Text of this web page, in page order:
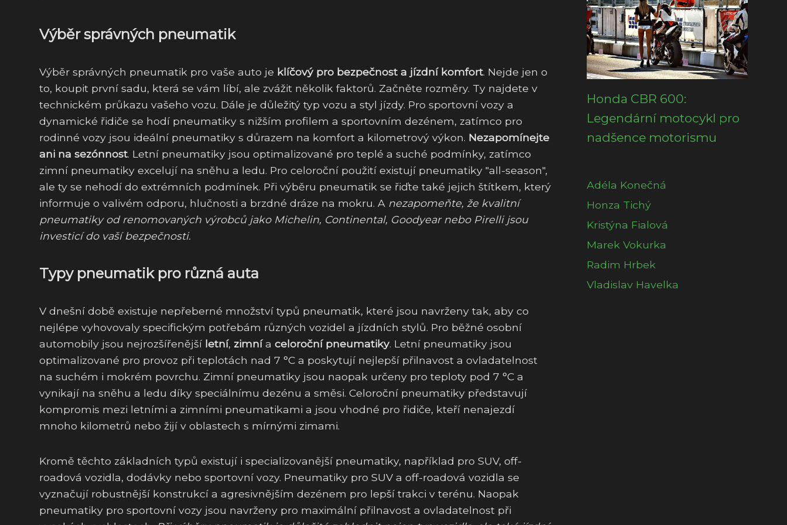
Výběr správných pneumatik
Výběr správných pneumatik pro vaše auto je klíčový pro bezpečnost a jízdní komfort. Nejde jen o
to, koupit první sadu, která se vám líbí, ale zvážit několik faktorů. Začněte rozměry. Ty najdete v
technickém průkazu vašeho vozu. Dále je důležitý typ vozu a styl jízdy. Pro sportovní vozy a
dynamické řidiče se hodí pneumatiky s nižším profilem a sportovním dezénem, zatímco pro
rodinné vozy jsou ideální pneumatiky s důrazem na komfort a kilometrový výkon. Nezapomínejte
ani na sezónnost. Letní pneumatiky jsou optimalizované pro teplé a suché podmínky, zatímco
zimní pneumatiky excelují na sněhu a ledu. Pro celoroční použití existují pneumatiky "all-season",
ale ty se nehodí do extrémních podmínek. Při výběru pneumatik se řiďte také jejich štítkem, který
informuje o valivém odporu, hlučnosti a brzdné dráze na mokru. A nezapomeňte, že kvalitní
pneumatiky od renomovaných výrobců jako Michelin, Continental, Goodyear nebo Pirelli jsou
investicí do vaší bezpečnosti.
Typy pneumatik pro různá auta
V dnešní době existuje nepřeberné množství typů pneumatik, které jsou navrženy tak, aby co
nejlépe vyhovovaly specifickým potřebám různých vozidel a jízdních stylů. Pro běžné osobní
automobily jsou nejrozšířenější letní, zimnía celoroční pneumatiky. Letní pneumatiky jsou
optimalizované pro provoz při teplotách nad 7 °C a poskytují nejlepší přilnavost a ovladatelnost
na suchém i mokrém povrchu. Zimní pneumatiky jsou naopak určeny pro teploty pod 7 °C a
vynikají na sněhu a ledu díky speciálnímu dezénu a směsi. Celoroční pneumatiky představují
kompromis mezi letními a zimními pneumatikami a jsou vhodné pro řidiče, kteří nenajezdí
mnoho kilometrů nebo žijí v oblastech s mírnými zimami.
Kromě těchto základních typů existují i specializovanější pneumatiky, například pro SUV, off-
roadová vozidla, dodávky nebo sportovní vozy. Pneumatiky pro SUV a off-roadová vozidla se
vyznačují robustnější konstrukcí a agresivnějším dezénem pro lepší trakci v terénu. Naopak
pneumatiky pro sportovní vozy jsou navrženy pro maximální přilnavost a ovladatelnost při
Honda CBR 600:
Legendární motocykl pro
nadšence motorismu
Adéla Konečná
Honza Tichý
Kristýna Fialová
Marek Vokurka
Radim Hrbek
Vladislav Havelka